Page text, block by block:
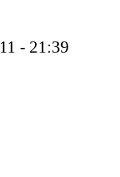
- 21:39